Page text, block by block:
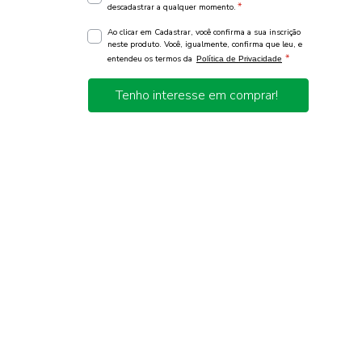
descadastrar a qualquer momento. *
Ao clicar em Cadastrar, você confirma a sua inscrição
neste produto. Você, igualmente, confirma que leu, e
entendeu os termos da Política de Privacidade *
Tenho interesse em comprar!